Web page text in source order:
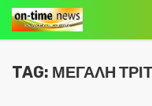
TAG: ΜΕΓΑΛΗ